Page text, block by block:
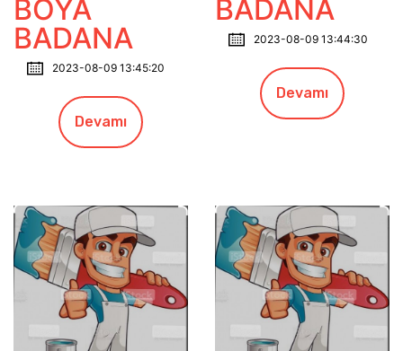
BOYA
BADANA
2023-08-09 13:45:20
Devamı
BADANA
2023-08-09 13:44:30
Devamı